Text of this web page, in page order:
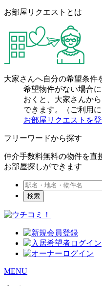
お部屋リクエストとは
大家さんへ自分の希望条件
希望物件がない場合
おくと、大家さんか
できます。（ご利用
お部屋リクエストを
フリーワードから探す
仲介手数料無料の物件を直
お部屋探しができます
検索
MENU